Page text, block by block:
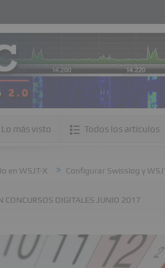
Lo más visto Todos los artículos
X Configurar Swisslog y WSJT-X
CONCURSOS DIGITALES JUNIO 2017